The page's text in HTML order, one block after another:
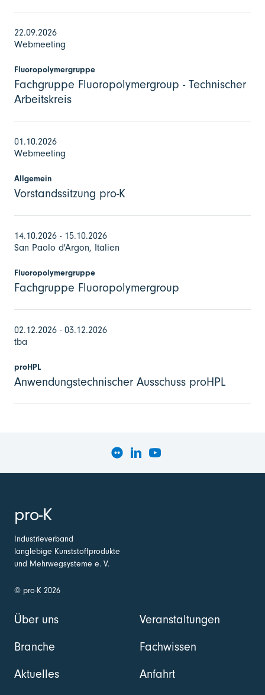
22.09.2026
Webmeeting
Fluoropolymergruppe
Fachgruppe Fluoropolymergroup - Technischer
Arbeitskreis
01.10.2026
Webmeeting
Allgemein
Vorstandssitzung pro-K
14.10.2026 - 15.10.2026
San Paolo d'Argon, Italien
Fluoropolymergruppe
Fachgruppe Fluoropolymergroup
02.12.2026 - 03.12.2026
tba
proHPL
Anwendungstechnischer Ausschuss proHPL
pro-K
Industrieverband
langlebige Kunststoffprodukte
und Mehrwegsysteme e. V.
© pro-K 2026
Über uns
Branche
Aktuelles
Veranstaltungen
Fachwissen
Anfahrt